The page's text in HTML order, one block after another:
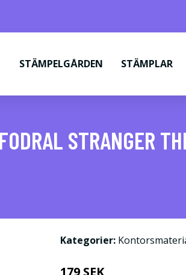
STÄMPELGÅRDEN STÄMPLAR
STRANGER
Kategorier:
179 SEK